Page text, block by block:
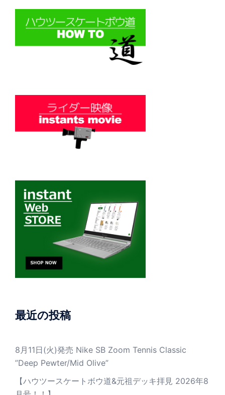
最近の投稿
8月11日(火)発売 Nike SB Zoom Tennis Classic
”Deep Pewter/Mid Olive”
【ハウツースケートボウ道&元祖デッキ拝見 2026年8